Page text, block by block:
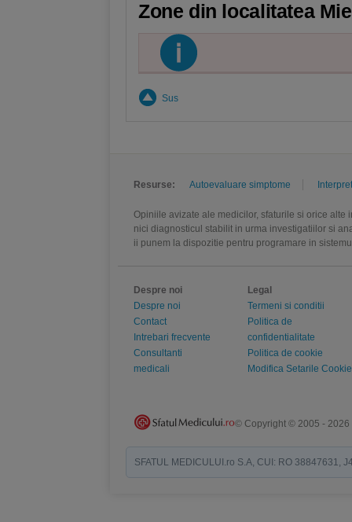
Zone din localitatea
Sus
Resurse: Autoevaluare simptome
Opiniile avizate ale medicilor, sfaturile si orice
nici diagnosticul stabilit in urma investigatiilor si
ii punem la dispozitie pentru programare in
Despre noi
Despre noi
Contact
Intrebari frecvente
Consultanti
medicali
Legal
Termeni si conditii
Politica de
confidentialitate
Politica de cookie
Modifica Setarile Cookie
© Copyright © 2005 - 2026
SFATUL MEDICULUI.ro S.A, CUI: RO 38847631,